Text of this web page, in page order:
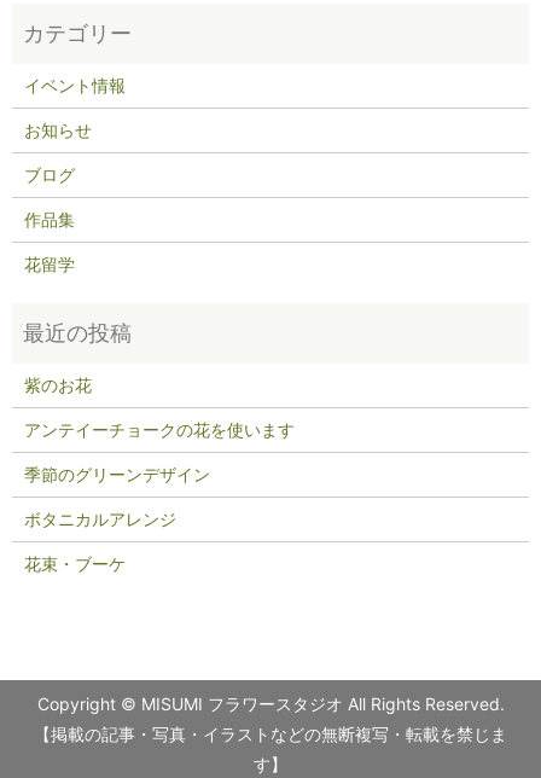
イベント情報
お知らせ
ブログ
作品集
花留学
紫のお花
アンテイーチョークの花を使います
季節のグリーンデザイン
ボタニカルアレンジ
花束・ブーケ
Copyright © MISUMI フラワースタジオ All Rights Reserved.
【掲載の記事・写真・イラストなどの無断複写・転載を禁じま
す】